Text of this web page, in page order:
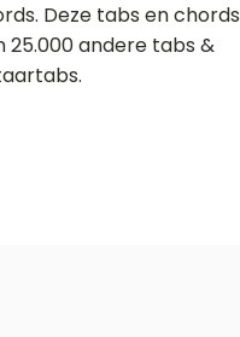
Deze tabs en chords
25.000 andere tabs &